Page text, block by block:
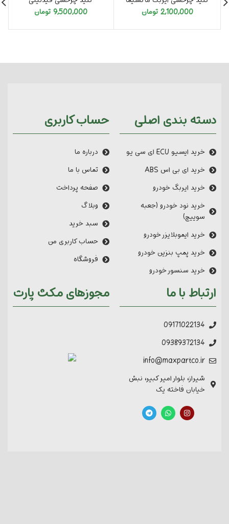
2,100,000 تومان
9,500,000 تومان
دسته بندی اصلی
خرید ایسیو ECU ای سی یو
خرید ای بی اس ABS
خرید ایربگ خودرو
خرید نود خودرو (جعبه
سوییچ)
خرید ایموبلایزر خودرو
خرید پمپ بنزین خودرو
خرید سنسور خودرو
حساب کاربری
درباره ما
تماس با ما
صفحه پرداخت
وبلاگ
سبد خرید
حساب کاربری من
فروشگاه
ارتباط با ما
09171022134
09389372134
info@maxpartco.ir
شیراز، بلوار امیر کبیر، نبش
خیابان فاخته یک
مجوزهای مکث پارت